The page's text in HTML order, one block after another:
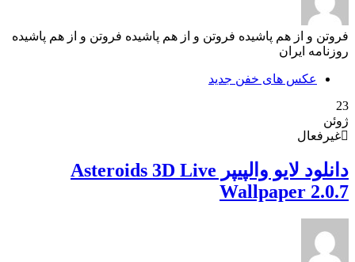
فروتن و از هم پاشیده فروتن و از هم پاشیده فروتن و از هم پاشیده
روزنامه ایران
عکس های خفن جدید
23
ژوئن
غیرفعال
دانلود لایو والپیپر Asteroids 3D Live
Wallpaper 2.0.7